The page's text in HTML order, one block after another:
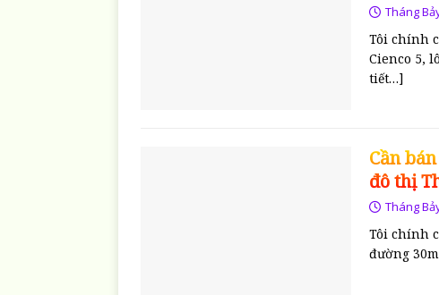
Tháng
Tôi chính
Cienco 5,
tiết…]
Cần
đô thị
Tháng
Tôi chính
đường